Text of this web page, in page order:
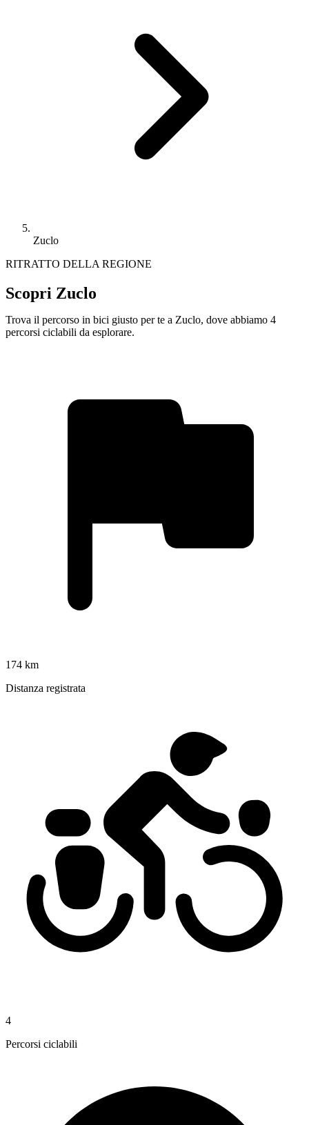
Zuclo
RITRATTO DELLA REGIONE
Scopri Zuclo
Trova il percorso in bici giusto per te a Zuclo, dove abbiamo 4
percorsi ciclabili da esplorare.
174 km
Distanza registrata
4
Percorsi ciclabili